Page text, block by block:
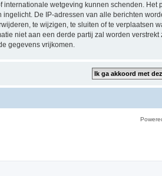
internationale wetgeving kunnen schenden.
De IP-adressen van alle berichten
te wijzigen, te sluiten of te verplaatsen
niet aan een derde partij zal worden
gegevens vrijkomen.